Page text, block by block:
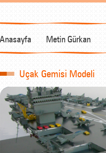
Anasayfa Metin Gürkan
Uçak Gemisi Modeli